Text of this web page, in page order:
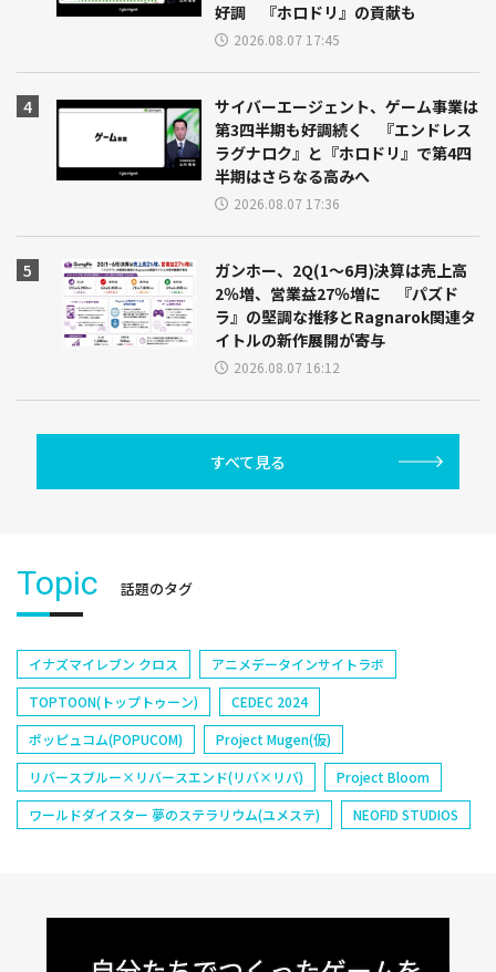
好調 『ホロドリ』の貢献も
2026.08.07 17:45
サイバーエージェント、ゲーム事業は
第3四半期も好調続く 『エンドレス
ラグナロク』と『ホロドリ』で第4四
半期はさらなる高みへ
2026.08.07 17:36
ガンホー、2Q(1～6月)決算は売上高
2％増、営業益27％増に 『パズド
ラ』の堅調な推移とRagnarok関連タ
イトルの新作展開が寄与
2026.08.07 16:12
すべて見る
Topic 話題のタグ
イナズマイレブン クロス
アニメデータインサイトラボ
TOPTOON(トップトゥーン)
CEDEC 2024
ポッピュコム(POPUCOM)
Project Mugen(仮)
リバースブルー×リバースエンド(リバ×リバ)
Project Bloom
ワールドダイスター 夢のステラリウム(ユメステ)
NEOFID STUDIOS